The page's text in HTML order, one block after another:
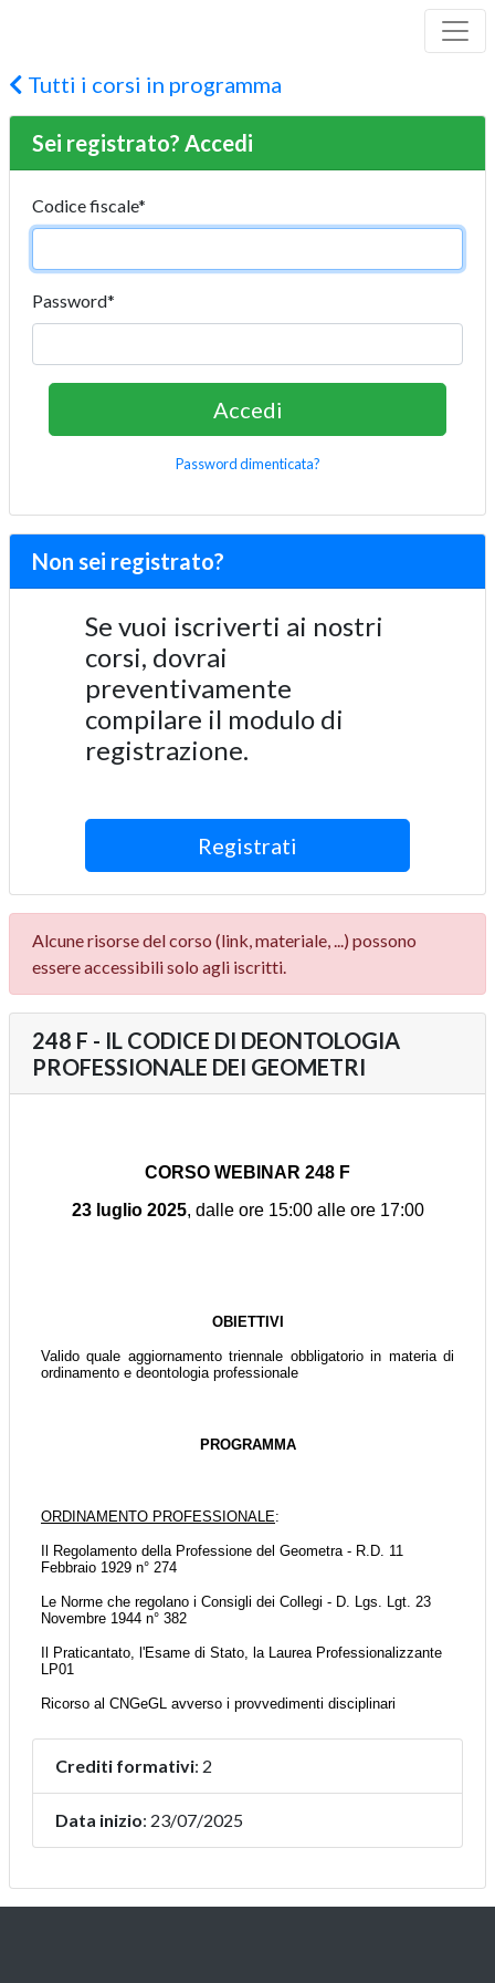
Tutti i corsi in programma
Sei registrato? Accedi
Codice fiscale*
Password*
Password dimenticata?
Non sei registrato?
Se vuoi iscriverti ai nostri
corsi, dovrai
preventivamente
compilare il modulo di
registrazione.
Registrati
Alcune risorse del corso (link, materiale, ...) possono
essere accessibili solo agli iscritti.
248 F - IL CODICE DI DEONTOLOGIA
PROFESSIONALE DEI GEOMETRI
Crediti formativi: 2
Data inizio: 23/07/2025